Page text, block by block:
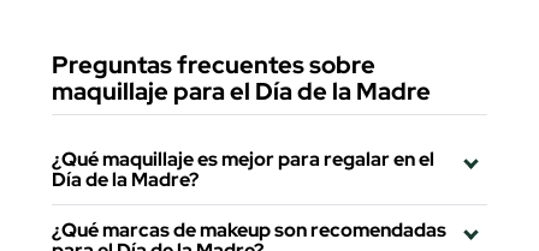
Preguntas frecuentes sobre
maquillaje para el Día de la Madre
¿Qué maquillaje es mejor para regalar en el
Día de la Madre?
¿Qué marcas de makeup son recomendadas